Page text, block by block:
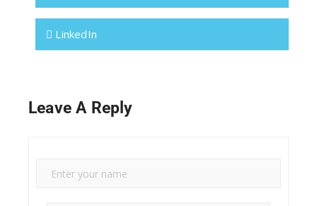
LinkedIn
Leave A Reply